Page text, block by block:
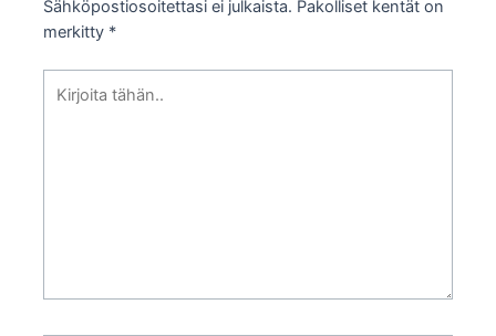
Sähköpostiosoitettasi ei julkaista. Pakolliset kentät on
merkitty *
tähän..